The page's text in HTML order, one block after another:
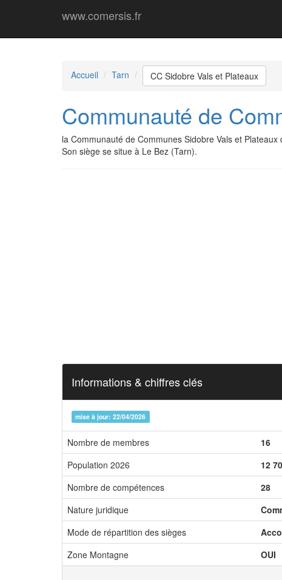
www.comersis.fr
Accueil Tarn CC Sidobre Vals et Plateaux
Communauté de
la Communauté de Communes Sidobre Vals et
Son siège se situe à Le Bez (Tarn).
Informations & chiffres clés
mise à jour: 22/04/2026
Nombre de membres 16
Population 2026
12
Nombre de compétences
28
Nature juridique
Mode de répartition des sièges
Zone Montagne
OUI